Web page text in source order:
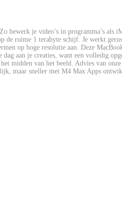
bewerk je video’s in programma’s als
de ruime 1 terabyte schijf. Je werkt
op hoge resolutie aan. Deze
aan je creaties, want een volledig
midden van het beeld. Advies van
maar sneller met M4 Max Apps